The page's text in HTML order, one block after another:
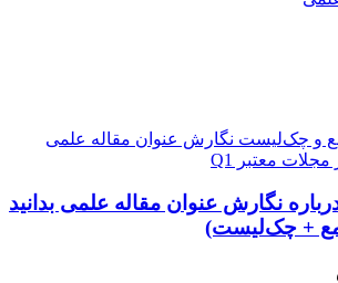
نگارش عنوان مقاله علمی بدانید
+ چک‌لیست)